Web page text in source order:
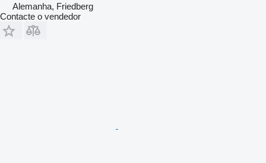
Alemanha, Friedberg
Contacte o vendedor